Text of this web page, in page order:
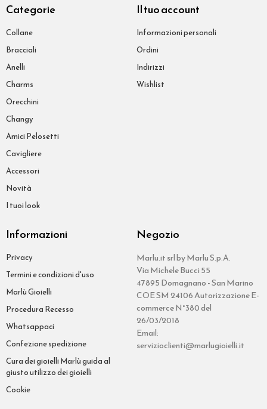
Categorie
Collane
Bracciali
Anelli
Charms
Orecchini
Changy
Amici Pelosetti
Cavigliere
Accessori
Novità
I tuoi look
Il tuo account
Informazioni personali
Ordini
Indirizzi
Wishlist
Informazioni
Privacy
Termini e condizioni d'uso
Marlù Gioielli
Procedura Recesso
Whatsappaci
Confezione spedizione
Cura dei gioielli Marlù guida al
giusto utilizzo dei gioielli
Cookie
Negozio
Marlu.it srl by Marlu S.p.A.
Via Michele Bucci 55
47895 Domagnano - San Marino
COE SM 24106 Autorizzazione E-
commerce N°380 del
26/03/2018
Email:
servizioclienti@marlugioielli.it